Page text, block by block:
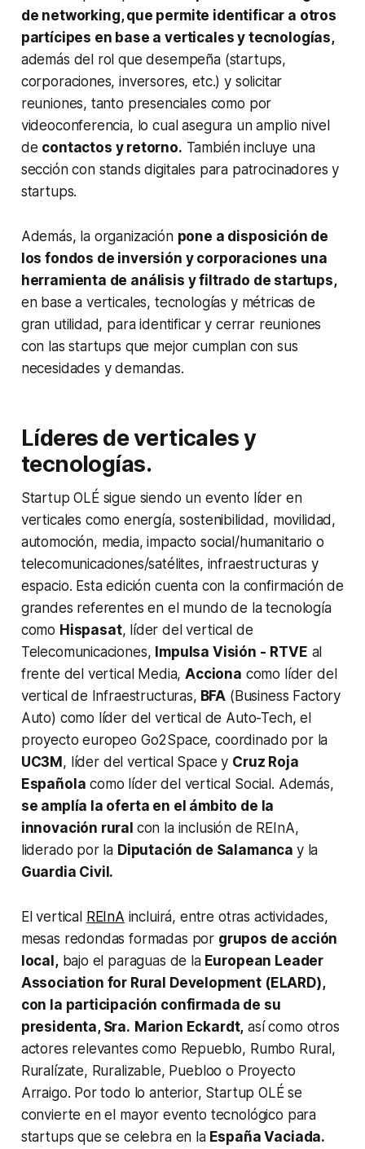
de networking, que permite identificar a otros
partícipes en base a verticales y tecnologías,
además del rol que desempeña (startups,
corporaciones, inversores, etc.) y solicitar
reuniones, tanto presenciales como por
videoconferencia, lo cual asegura un amplio nivel
de contactos y retorno. También incluye una
sección con stands digitales para patrocinadores y
startups.
Además, la organización pone a disposición de
los fondos de inversión y corporaciones una
herramienta de análisis y filtrado de startups,
en base a verticales, tecnologías y métricas de
gran utilidad, para identificar y cerrar reuniones
con las startups que mejor cumplan con sus
necesidades y demandas.
Líderes de verticales y
tecnologías.
Startup OLÉ sigue siendo un evento líder en
verticales como energía, sostenibilidad, movilidad,
automoción, media, impacto social/humanitario o
telecomunicaciones/satélites, infraestructuras y
espacio. Esta edición cuenta con la confirmación de
grandes referentes en el mundo de la tecnología
como Hispasat, líder del vertical de
Telecomunicaciones, Impulsa Visión - RTVE al
frente del vertical Media,Acciona como líder del
vertical de Infraestructuras, BFA (Business Factory
Auto) como líder del vertical de Auto-Tech, el
proyecto europeo Go2Space, coordinado por la
UC3M, líder del vertical Space y Cruz Roja
Española como líder del vertical Social. Además,
se amplía la oferta en el ámbito de la
innovación rural con la inclusión de REInA,
liderado por la Diputación de Salamanca y la
Guardia Civil.
El vertical REInA incluirá, entre otras actividades,
mesas redondas formadas por grupos de acción
local,bajo el paraguas de laEuropean Leader
Association for Rural Development (ELARD),
con la participación confirmada de su
presidenta, Sra. Marion Eckardt, así como otros
actores relevantes como Repueblo, Rumbo Rural,
Ruralízate, Ruralizable, Puebloo o Proyecto
Arraigo. Por todo lo anterior, Startup OLÉ se
convierte en el mayor evento tecnológico para
startups que se celebra en laEspaña Vaciada.